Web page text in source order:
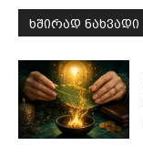
ᲮᲨᲘᲠᲐᲓ ᲜᲐᲮᲕᲐᲓᲘ